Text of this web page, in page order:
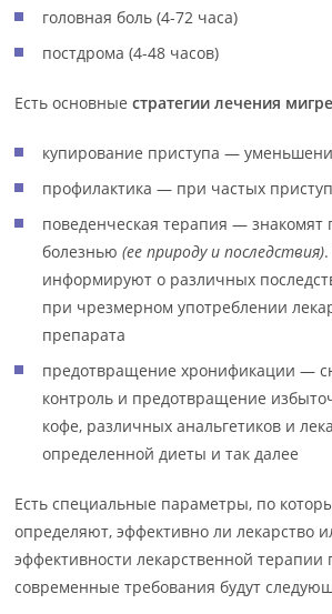
головная боль (4-72 часа)
постдрома (4-48 часов)
Есть основныестратегии лечения
купирование приступа —
профилактика — при частых
поведенческая терапия — знакомят
болезнью(ее природу и последствия)
информируют о различных
при чрезмерном употреблении
препарата
предотвращение хронификации —
контроль и предотвращение
кофе, различных анальгетиков и
определенной диеты и так далее
Есть специальные параметры, по
определяют, эффективно ли лекарство
эффективности лекарственной терапии
современные требования будут